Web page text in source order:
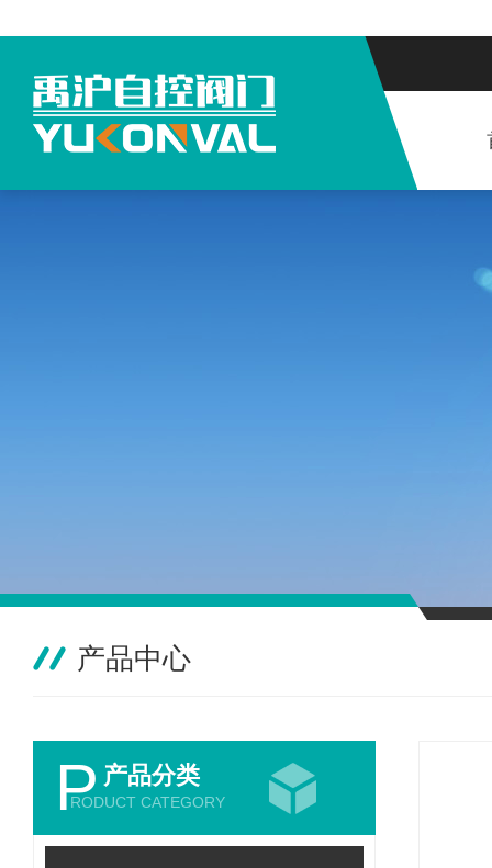
产品中心
P 产品分类
RODUCT CATEGORY